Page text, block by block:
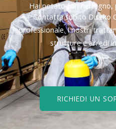
Hai notato fori nel
Contatta subito Diseko
professionale. I nostri
strutture e arredi
RICHIEDI UN